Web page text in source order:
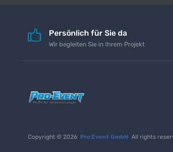
Persönlich für Sie da
Wir begleiten Sie in Ihrem Projekt
Copyright © 2026 Pro Event GmbH All rights